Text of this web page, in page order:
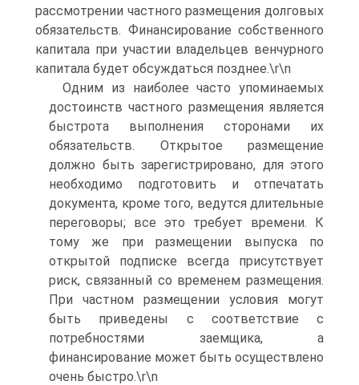
рассмотрении частного размещения долговых
обязательств. Финансирование собственного
капитала при участии владельцев венчурного
капитала будет обсуждаться позднее.\r\n
Одним из наиболее часто упоминаемых
достоинств частного размещения является
быстрота выполнения сторонами их
обязательств. Открытое размещение
должно быть зарегистрировано, для этого
необходимо подготовить и отпечатать
документа, кроме того, ведутся длительные
переговоры; все это требует времени. К
тому же при размещении выпуска по
открытой подписке всегда присутствует
риск, связанный со временем размещения.
При частном размещении условия могут
быть приведены с соответствие с
потребностями заемщика, а
финансирование может быть осуществлено
очень быстро.\r\n